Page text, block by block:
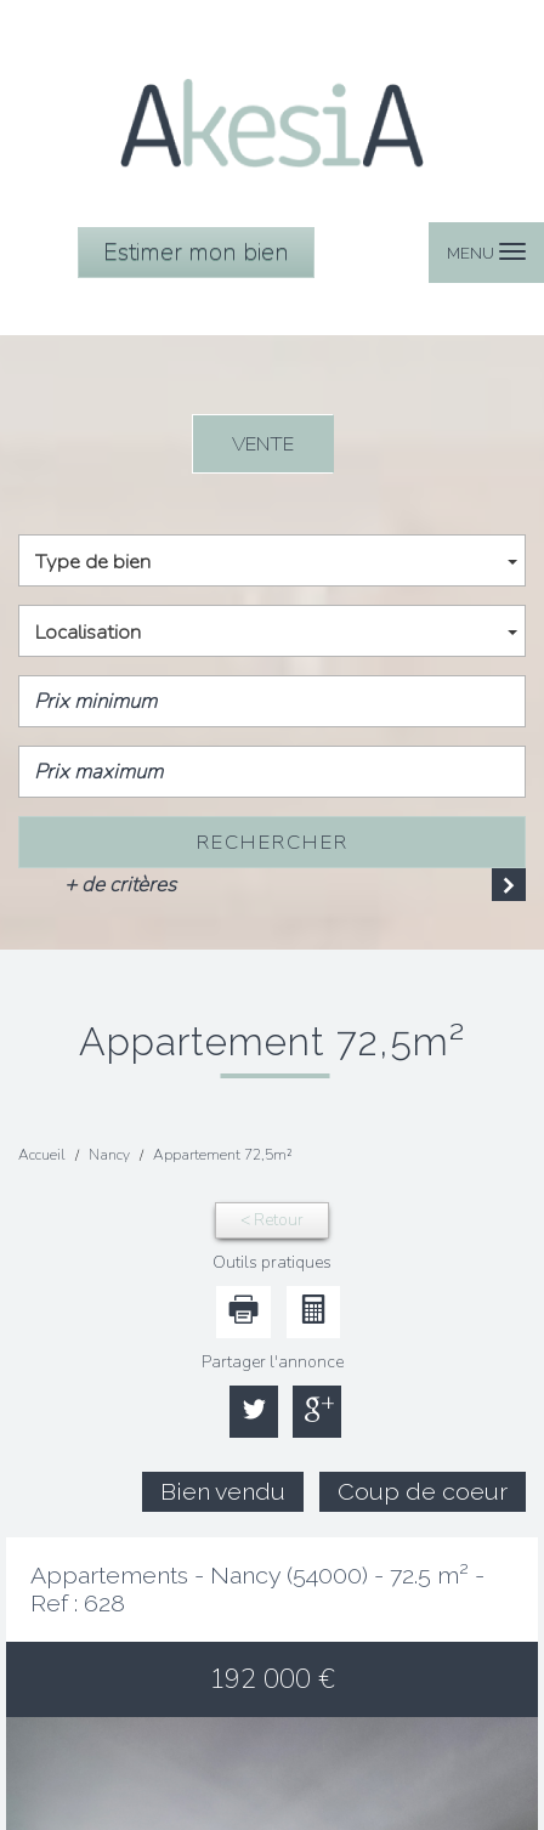
MENU
Estimer mon bien
VENTE
Type de bien
Localisation
RECHERCHER
+ de critères
appartement 72,5m²
Accueil Nancy Appartement 72,5m²
< Retour
Outils pratiques
Partager l'annonce
Bien vendu Coup de coeur
Appartements - Nancy (54000) - 72.5 m² -
Ref : 628
192 000 €